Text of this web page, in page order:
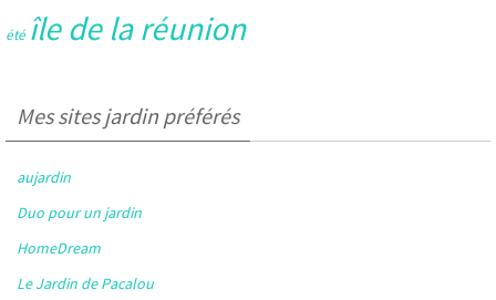
été île de la réunion
Mes sites jardin préférés
aujardin
Duo pour un jardin
HomeDream
Le Jardin de Pacalou